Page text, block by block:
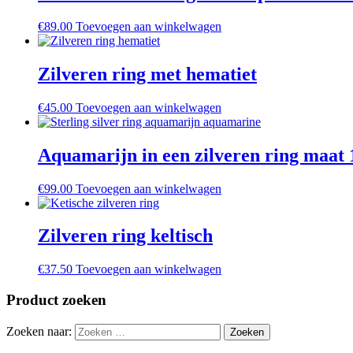
€89.00 Toevoegen aan winkelwagen
Zilveren ring met hematiet
€45.00 Toevoegen aan winkelwagen
Aquamarijn in een zilveren ring maat
€99.00 Toevoegen aan winkelwagen
Zilveren ring keltisch
€37.50 Toevoegen aan winkelwagen
Product zoeken
Zoeken naar: